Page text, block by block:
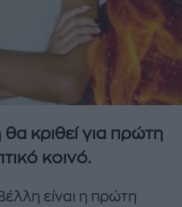
κριθεί για πρώτη
κοινό.
είναι η πρώτη